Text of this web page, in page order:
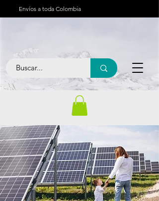
Envíos a toda Colombia